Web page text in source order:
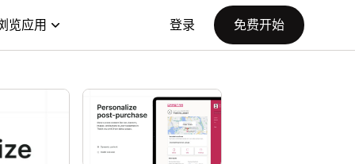
览应用 登录 免费开始